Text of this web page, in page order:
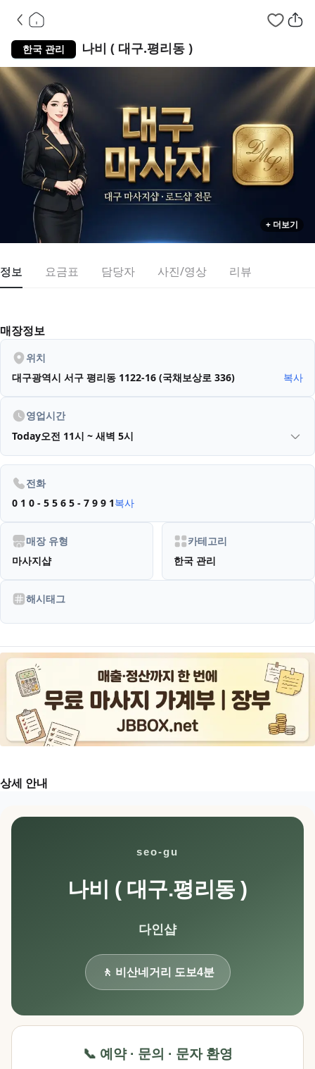
한국 관리 나비 ( 대구.평리동 )대구 서구 평리동
+ 더보기
정보 요금표 담당자 사진/영상 리뷰
매장정보
위치
대구광역시 서구 평리동 1122-16 (국채보상로 336)
복사
영업시간
Today오전 11시 ~ 새벽 5시
전화
0 1 0 - 5 5 6 5 - 7 9 9 1복사
매장 유형
마사지샵
카테고리
한국 관리
해시태그
상세 안내
seo-gu
나비 ( 대구.평리동 )
다인샵
🚶 비산네거리 도보4분
📞 예약 · 문의 · 문자 환영